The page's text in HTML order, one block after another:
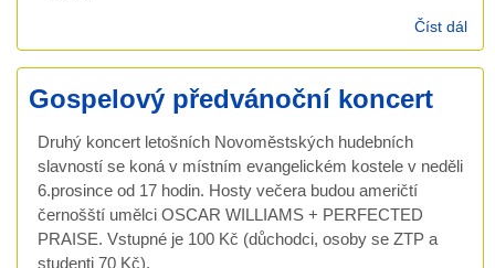
Číst dál
Gospelový předvánoční koncert
Druhý koncert letošních Novoměstských hudebních
slavností se koná v místním evangelickém kostele v neděli
6.prosince od 17 hodin. Hosty večera budou američtí
černošští umělci OSCAR WILLIAMS + PERFECTED
PRAISE. Vstupné je 100 Kč (důchodci, osoby se ZTP a
studenti 70 Kč).